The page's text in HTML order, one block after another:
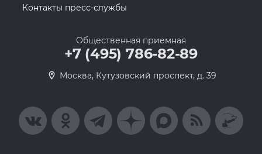
Контакты пресс-службы
Общественная приемная
+7 (495) 786-82-89
Москва, Кутузовский проспект, д. 39